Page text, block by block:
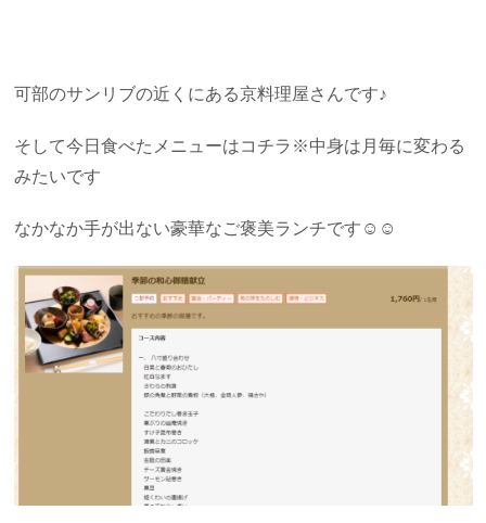
可部のサンリブの近くにある京料理屋さんです♪
そして今日食べたメニューはコチラ※中身は月毎に変わる
みたいです
なかなか手が出ない豪華なご褒美ランチです☺☺